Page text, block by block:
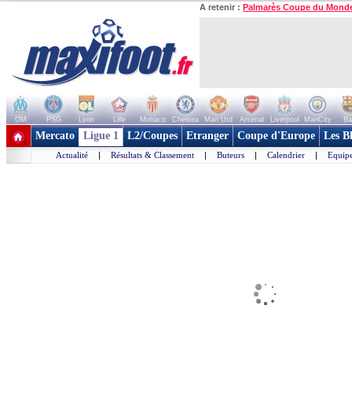
A retenir : Palmarès Coupe du
OM PSG Lyon Lille Monaco Chelsea Man Utd Arsenal Liverpool ManCity
+ de clubs
Mercato Ligue 1 L2/Coupes Etranger Coupe d'Europe Les
Actualité | Résultats & Classement | Buteurs | Calendrier |